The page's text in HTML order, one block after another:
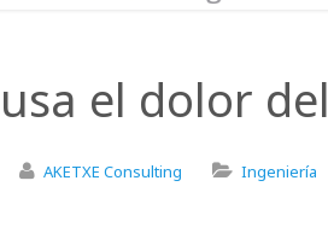
el dolor
AKETXE Consulting Ingeniería